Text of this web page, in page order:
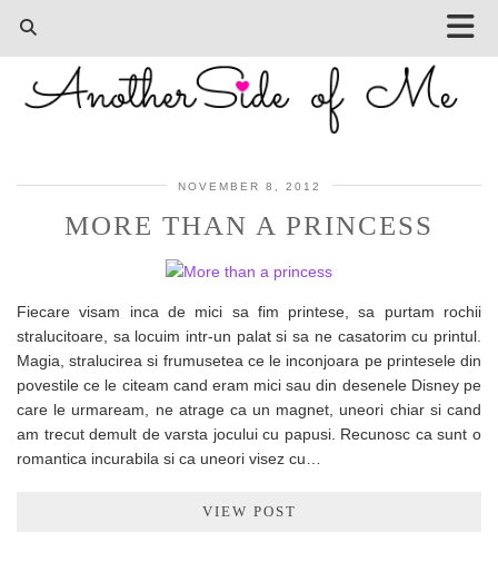
NOVEMBER 8, 2012
MORE THAN A PRINCESS
Fiecare visam inca de mici sa fim printese, sa purtam rochii
stralucitoare, sa locuim intr-un palat si sa ne casatorim cu printul.
Magia, stralucirea si frumusetea ce le inconjoara pe printesele din
povestile ce le citeam cand eram mici sau din desenele Disney pe
care le urmaream, ne atrage ca un magnet, uneori chiar si cand
am trecut demult de varsta jocului cu papusi. Recunosc ca sunt o
romantica incurabila si ca uneori visez cu…
VIEW POST